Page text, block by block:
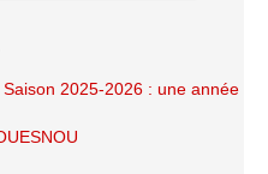
2025-2026 : une année